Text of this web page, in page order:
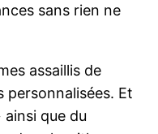
sans rien ne
assaillis de
personnalisées. Et
que du